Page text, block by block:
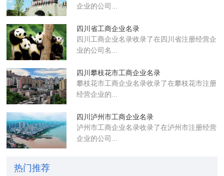
企业的公司...
四川省工商企业名录
四川工商企业名录收录了在四川省注册经营企
业的公司名...
四川攀枝花市工商企业名录
攀枝花市工商企业名录收录了在攀枝花市注册
经营企业的...
四川泸州市工商企业名录
泸州市工商企业名录收录了在泸州市注册经营
企业的公司...
热门推荐